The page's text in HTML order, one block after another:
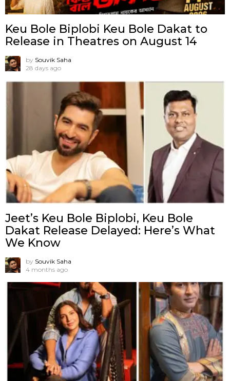
Keu Bole Biplobi Keu Bole Dakat to
Release in Theatres on August 14
by Souvik Saha
28 days ago
Jeet’s Keu Bole Biplobi, Keu Bole
Dakat Release Delayed: Here’s What
We Know
by Souvik Saha
4 months ago